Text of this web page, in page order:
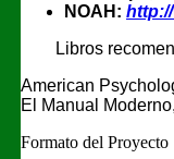
NOAH:
Libros
American
El Manual
Formato del Proyecto